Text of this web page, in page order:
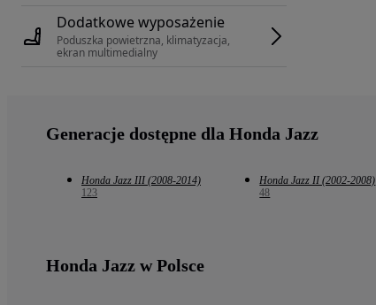
Dodatkowe wyposażenie
Poduszka powietrzna, klimatyzacja,
ekran multimedialny
Generacje dostępne dla Honda Jazz
Honda Jazz III (2008-2014)
123
Honda Jazz II (2002-2008)
48
Honda Jazz w Polsce